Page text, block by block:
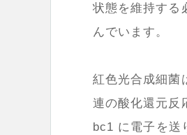
状態を維持する
んでいます。
紅色光合成細菌
連の酸化還元反
bc1 に電子を送